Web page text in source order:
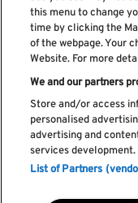
Li e aceito os
this menu to change
time by clicking the
of the webpage. Your
Website. For more
We and our partners
Store and/or access
personalised
advertising and
services development.
List of Partners